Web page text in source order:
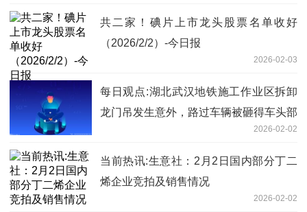
共二家！碘片上市龙头股票名单收好
（2026/2/2）-今日报
2026-02-03
每日观点:湖北武汉地铁施工作业区拆卸
龙门吊发生意外，路过车辆被砸得车头部
分塌陷，武汉应急局：有人员伤亡2026-02-02
当前热讯:生意社：2月2日国内部分丁二
烯企业竞拍及销售情况
2026-02-02